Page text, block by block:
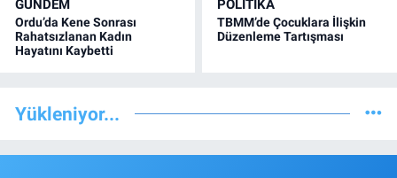
GÜNDEM
Ordu’da Kene Sonrası
Rahatsızlanan Kadın
Hayatını Kaybetti
POLİTİKA
TBMM’de Çocuklara İlişkin
Düzenleme Tartışması
Yükleniyor...